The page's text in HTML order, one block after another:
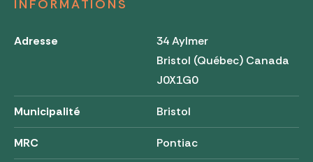
INFORMATIONS
Adresse
34 Aylmer
Bristol (Québec) Canada
J0X1G0
Municipalité Bristol
MRC Pontiac